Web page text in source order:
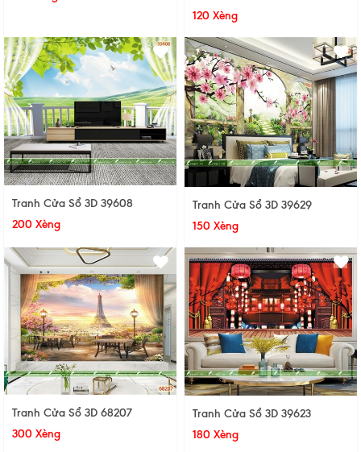
120 Xèng
Tranh Cửa Sổ 3D 39608
200 Xèng
Tranh Cửa Sổ 3D 39629
150 Xèng
Tranh Cửa Sổ 3D 68207
300 Xèng
Tranh Cửa Sổ 3D 39623
180 Xèng